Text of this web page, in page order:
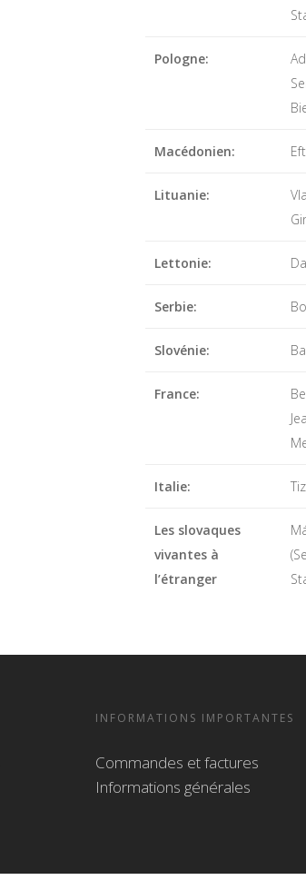
Pologne:
Macédonien:
Lituanie:
Lettonie:
Serbie:
Slovénie:
France:
Italie:
Les slovaques
vivantes à
l’étranger
INFORMATIONS IMPORTANTES
Commandes et factures
Informations générales